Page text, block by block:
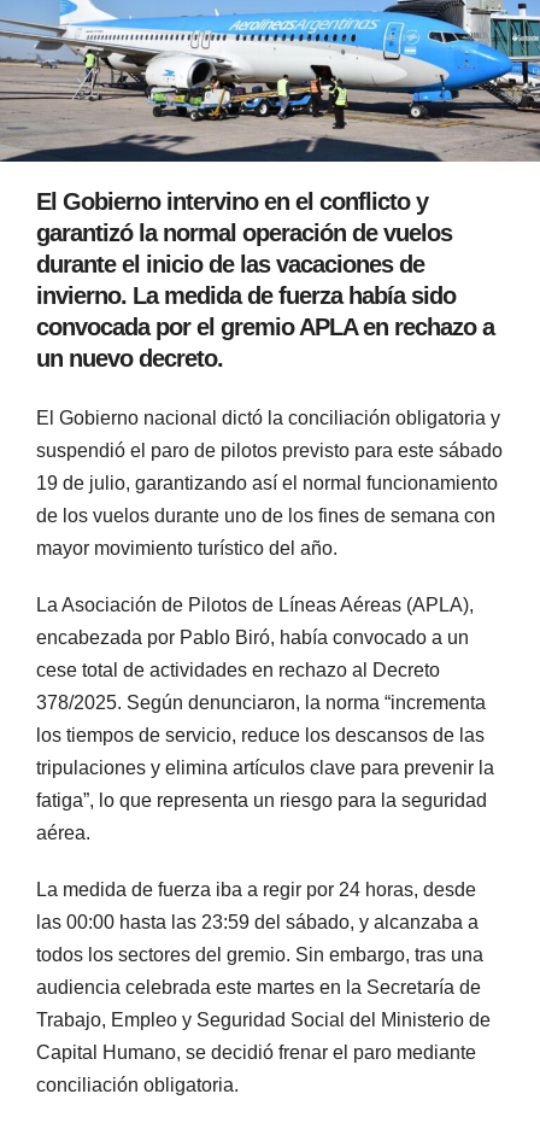
El Gobierno intervino en el conflicto y
garantizó la normal operación de vuelos
durante el inicio de las vacaciones de
invierno. La medida de fuerza había sido
convocada por el gremio APLA en rechazo a
un nuevo decreto.
El Gobierno nacional dictó la conciliación obligatoria y
suspendió el paro de pilotos previsto para este sábado
19 de julio, garantizando así el normal funcionamiento
de los vuelos durante uno de los fines de semana con
mayor movimiento turístico del año.
La Asociación de Pilotos de Líneas Aéreas (APLA),
encabezada por Pablo Biró, había convocado a un
cese total de actividades en rechazo al Decreto
378/2025. Según denunciaron, la norma “incrementa
los tiempos de servicio, reduce los descansos de las
tripulaciones y elimina artículos clave para prevenir la
fatiga”, lo que representa un riesgo para la seguridad
aérea.
La medida de fuerza iba a regir por 24 horas, desde
las 00:00 hasta las 23:59 del sábado, y alcanzaba a
todos los sectores del gremio. Sin embargo, tras una
audiencia celebrada este martes en la Secretaría de
Trabajo, Empleo y Seguridad Social del Ministerio de
Capital Humano, se decidió frenar el paro mediante
conciliación obligatoria.